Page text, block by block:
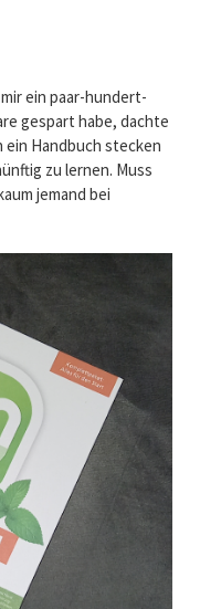
ein paar-hundert-
gespart habe, dachte
ein Handbuch stecken
zu lernen. Muss
jemand bei